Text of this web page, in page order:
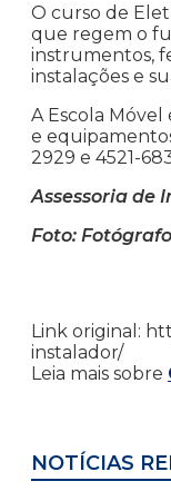
O curso de
que regem o
instrumentos,
instalações e
A Escola
e
2929 e 4521-
Assessoria de
Foto:
Link original:
instalador/
Leia mais sobre
NOTÍCIAS